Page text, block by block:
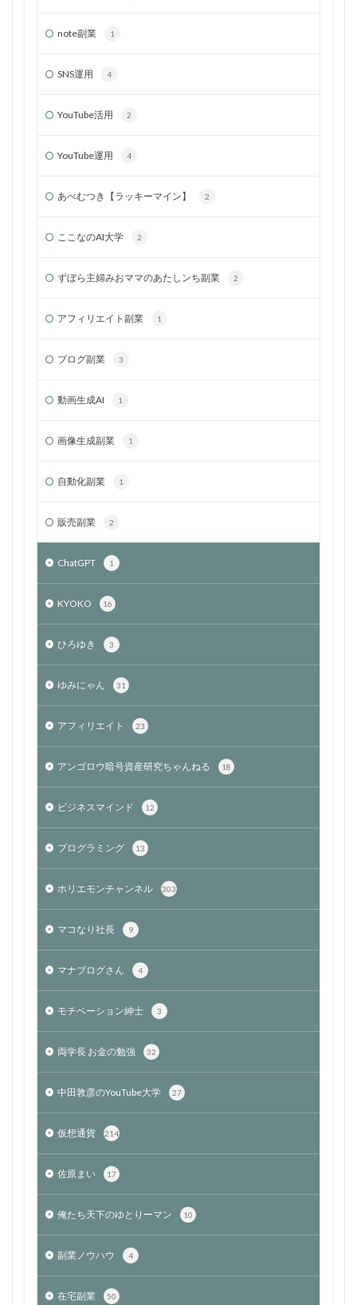
note副業 1
SNS運用 4
YouTube活用 2
YouTube運用 4
あべむつき【ラッキーマイン】 2
ここなのAI大学 2
ずぼら主婦みおママのあたしンち副業 2
アフィリエイト副業 1
ブログ副業 3
動画生成AI 1
画像生成副業 1
自動化副業 1
販売副業 2
ChatGPT 1
KYOKO 16
ひろゆき 3
ゆみにゃん 31
アフィリエイト 23
アンゴロウ暗号資産研究ちゃんねる 18
ビジネスマインド 12
プログラミング 13
ホリエモンチャンネル 303
マコなり社長 9
マナブログさん 4
モチベーション紳士 3
両学長 お金の勉強 32
中田敦彦のYouTube大学 27
仮想通貨 214
佐原まい 17
俺たち天下のゆとりーマン 10
副業ノウハウ 4
在宅副業 50